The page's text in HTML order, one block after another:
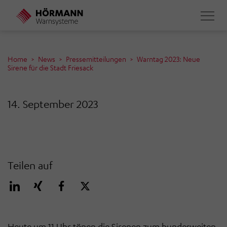
Direkt
Home News Pressemitteilungen
Warntag 2023: Neue
Sirene für die Stadt Friesack
14. September 2023
Teilen auf